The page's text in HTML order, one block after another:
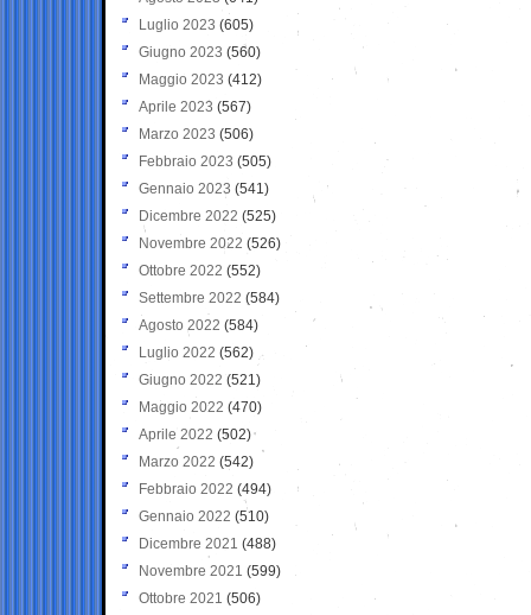
Luglio 2023 (605)
Giugno 2023 (560)
Maggio 2023 (412)
Aprile 2023 (567)
Marzo 2023 (506)
Febbraio 2023 (505)
Gennaio 2023 (541)
Dicembre 2022 (525)
Novembre 2022 (526)
Ottobre 2022 (552)
Settembre 2022 (584)
Agosto 2022 (584)
Luglio 2022 (562)
Giugno 2022 (521)
Maggio 2022 (470)
Aprile 2022 (502)
Marzo 2022 (542)
Febbraio 2022 (494)
Gennaio 2022 (510)
Dicembre 2021 (488)
Novembre 2021 (599)
Ottobre 2021 (506)